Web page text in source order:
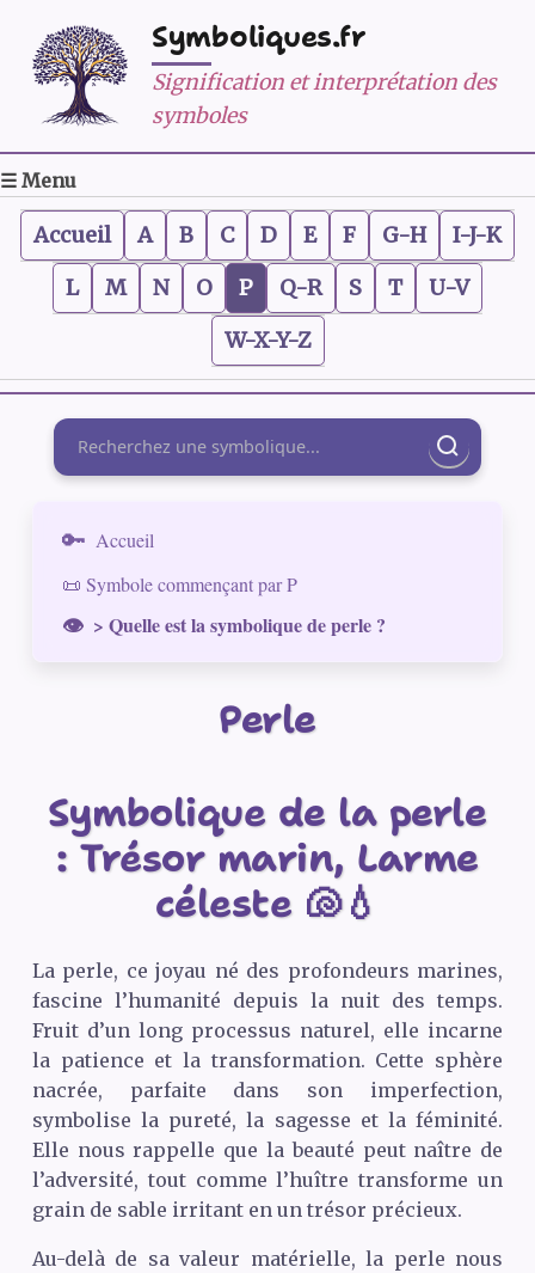
Symboliques.fr
Signification et interprétation des
symboles
☰ Menu
Accueil A B C D E F G-H
I-J-K
L
M N O P Q-R S T
U-V
W-X-Y-Z
Rechercher
Accueil
📜 Symbole commençant par P
> Quelle est la symbolique de perle ?
Perle
Symbolique de la perle
: Trésor marin, Larme
céleste 🐚💧
La perle, ce joyau né des profondeurs marines,
fascine l’humanité depuis la nuit des temps.
Fruit d’un long processus naturel, elle incarne
la patience et la transformation. Cette sphère
nacrée, parfaite dans son imperfection,
symbolise la pureté, la sagesse et la féminité.
Elle nous rappelle que la beauté peut naître de
l’adversité, tout comme l’huître transforme un
grain de sable irritant en un trésor précieux.
Au-delà de sa valeur matérielle, la perle nous